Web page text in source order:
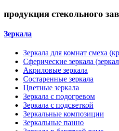
продукция стекольного
Зеркала
Зеркала для комнат смеха
Сферические зеркала
Акриловые зеркала
Состаренные зеркала
Цветные зеркала
Зеркала с подогревом
Зеркала с подсветкой
Зеркальные композиции
Зеркальные панно